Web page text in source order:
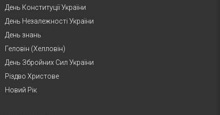
День Конституції України
День Незалежності України
День знань
Геловін (Хелловін)
День Збройних Сил України
Різдво Христове
Новий Рік